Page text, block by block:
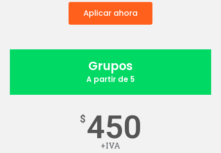
Aplicar ahora
Grupos
A partir de 5
$450
+IVA